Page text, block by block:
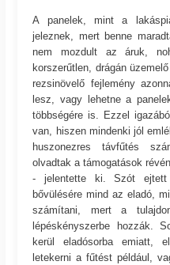
A panelek, mint a
jeleznek, mert benne
nem mozdult az áruk,
korszerűtlen, drágán
rezsinövelő fejlemény
lesz, vagy lehetne a
többségére is. Ezzel
van, hiszen mindenki jól
huszonezres távfűtés
olvadtak a támogatások révén
- jelentette ki. Szót
bővülésére mind az eladó,
számítani, mert a
lépéskényszerbe hozzák.
kerül eladósorba emiatt,
letekerni a fűtést például,